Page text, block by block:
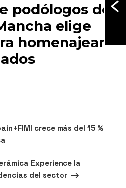
podólogos de
elige
homenajear
crece más del 15 %
Experience la
del sector